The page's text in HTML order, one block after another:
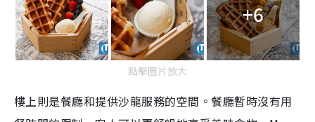
+6
點擊圖片放大
樓上則是餐廳和提供沙龍服務的空間。餐廳暫時沒有用